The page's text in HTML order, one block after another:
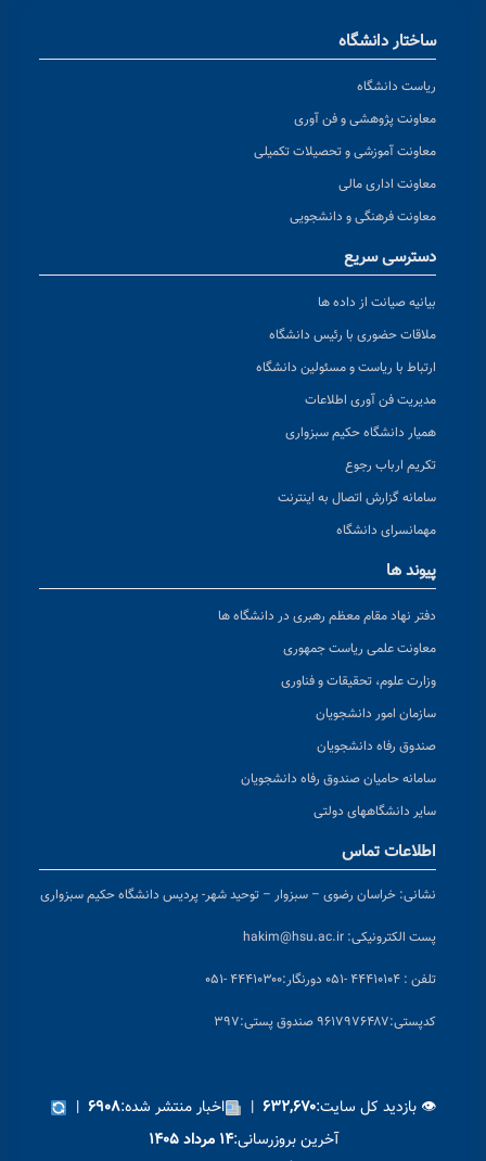
ساختار دانشگاه
ریاست دانشگاه
معاونت پژوهشی و فن آوری
معاونت آموزشی و تحصیلات تکمیلی
معاونت اداری مالی
معاونت فرهنگی و دانشجویی
دسترسی سریع
بیانیه صیانت از داده ها
ملاقات حضوری با رئیس دانشگاه
ارتباط با ریاست و مسئولین دانشگاه
مدیریت فن آوری اطلاعات
همیار دانشگاه حکیم سبزواری
تکریم ارباب رجوع
سامانه گزارش اتصال به اینترنت
مهمانسرای دانشگاه
پیوند ها
دفتر نهاد مقام معظم رهبری در دانشگاه ها
معاونت علمی ریاست جمهوری
وزارت علوم، تحقیقات و فناوری
سازمان امور دانشجویان
صندوق رفاه دانشجویان
سامانه حامیان صندوق رفاه دانشجویان
سایر دانشگاههای دولتی
اطلاعات تماس
نشانی: خراسان رضوی – سبزوار – توحید شهر- پردیس دانشگاه حکیم سبزواری
پست الکترونیکی: hakim@hsu.ac.ir
تلفن : ۴۴۴۱۰۱۰۴ -۰۵۱ دورنگار:۴۴۴۱۰۳۰۰ -۰۵۱
کدپستی:۹۶۱۷۹۷۶۴۸۷ صندوق پستی:۳۹۷
👁 بازدید کل سایت:۶۳۲,۶۷۰ | اخبار منتشر شده:۶۹۰۸ |
آخرین بروزرسانی:۱۴ مرداد ۱۴۰۵